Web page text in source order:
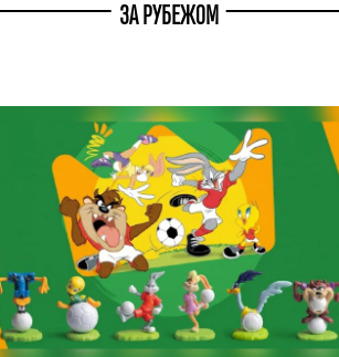
ЗА РУБЕЖОМ